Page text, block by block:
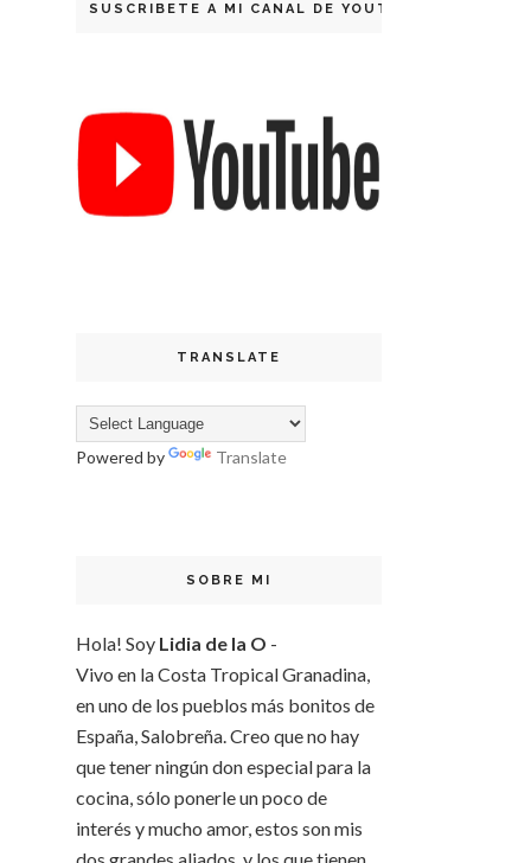
SUSCRIBETE A MI CANAL DE YOUTUBE
TRANSLATE
Powered by Translate
SOBRE MI
Hola! Soy Lidia de la O -
Vivo en la Costa Tropical Granadina,
en uno de los pueblos más bonitos de
España, Salobreña. Creo que no hay
que tener ningún don especial para la
cocina, sólo ponerle un poco de
interés y mucho amor, estos son mis